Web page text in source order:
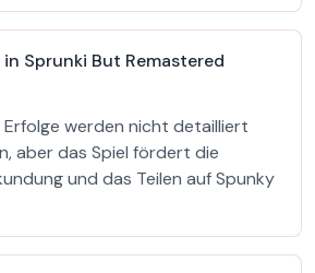
Sprunki But Remastered
Erfolge werden nicht detailliert
aber das Spiel fördert die
und das Teilen auf Spunky